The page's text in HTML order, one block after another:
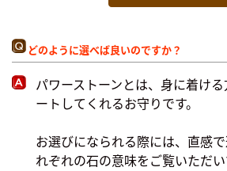
どのように選べば良いのですか？
パワーストーンとは、身に着け
ートしてくれるお守りです。
お選びになられる際には、直感
れぞれの石の意味をご覧いただ